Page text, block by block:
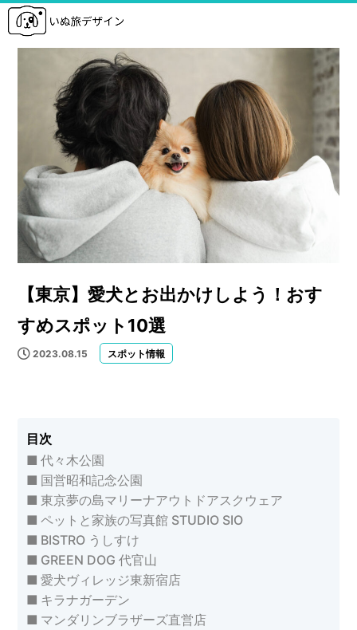
【東京】愛犬とお出かけしよう！おす
すめスポット10選
2023.08.15 スポット情報
目次
代々木公園
国営昭和記念公園
東京夢の島マリーナアウトドアスクウェア
ペットと家族の写真館 STUDIO SIO
BISTRO うしすけ
GREEN DOG 代官山
愛犬ヴィレッジ東新宿店
キラナガーデン
マンダリンブラザーズ直営店